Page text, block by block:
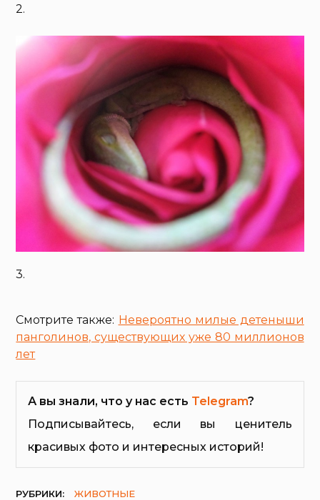
2.
3.
Смотрите также: Невероятно милые детеныши
панголинов, существующих уже 80 миллионов
лет
А вы знали, что у нас есть Telegram?
Подписывайтесь, если вы ценитель
красивых фото и интересных историй!
РУБРИКИ:
ЖИВОТНЫЕ